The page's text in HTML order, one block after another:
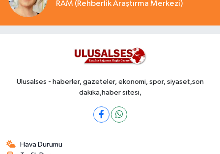
RAM (Rehberlik Araştırma Merkezi)
Ulusalses - haberler, gazeteler, ekonomi, spor, siyaset,son
dakika,haber sitesi,
Hava Durumu